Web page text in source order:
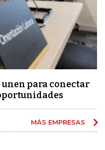
unen para conectar
MÁS EMPRESAS